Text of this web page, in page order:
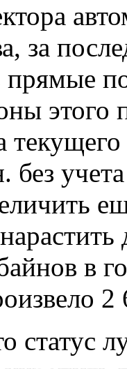
за
прямые
этого
без
в
статус